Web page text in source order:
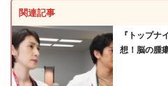
関連記事
『トップナ
想！脳の腫